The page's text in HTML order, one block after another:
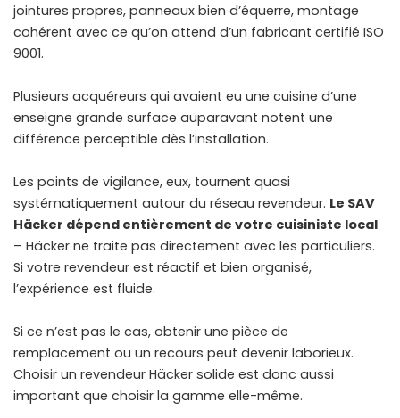
jointures propres, panneaux bien d’équerre, montage
cohérent avec ce qu’on attend d’un fabricant certifié ISO
9001.
Plusieurs acquéreurs qui avaient eu une cuisine d’une
enseigne grande surface auparavant notent une
différence perceptible dès l’installation.
Les points de vigilance, eux, tournent quasi
systématiquement autour du réseau revendeur. Le SAV
Häcker dépend entièrement de votre cuisiniste local
– Häcker ne traite pas directement avec les particuliers.
Si votre revendeur est réactif et bien organisé,
l’expérience est fluide.
Si ce n’est pas le cas, obtenir une pièce de
remplacement ou un recours peut devenir laborieux.
Choisir un revendeur Häcker solide est donc aussi
important que choisir la gamme elle-même.